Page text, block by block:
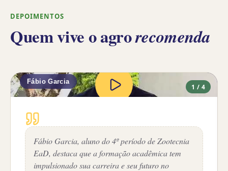
DEPOIMENTOS
Quem vive o agrorecomenda
Fábio Garcia
Fábio Garcia, aluno do 4º período de Zootecnia
EaD, destaca que a formação acadêmica tem
impulsionado sua carreira e seu futuro no
1 / 4